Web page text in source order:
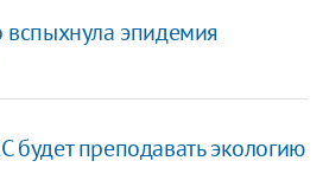
эпидемия
преподавать экологию